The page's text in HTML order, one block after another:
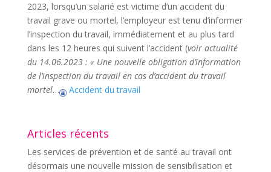
2023, lorsqu’un salarié est victime d’un accident du
travail grave ou mortel, l’employeur est tenu d’informer
l’inspection du travail, immédiatement et au plus tard
dans les 12 heures qui suivent l’accident (voir actualité
du 14.06.2023 : « Une nouvelle obligation d’information
de l’inspection du travail en cas d’accident du travail
mortel… Accident du travail
Articles récents
Les services de prévention et de santé au travail ont
désormais une nouvelle mission de sensibilisation et